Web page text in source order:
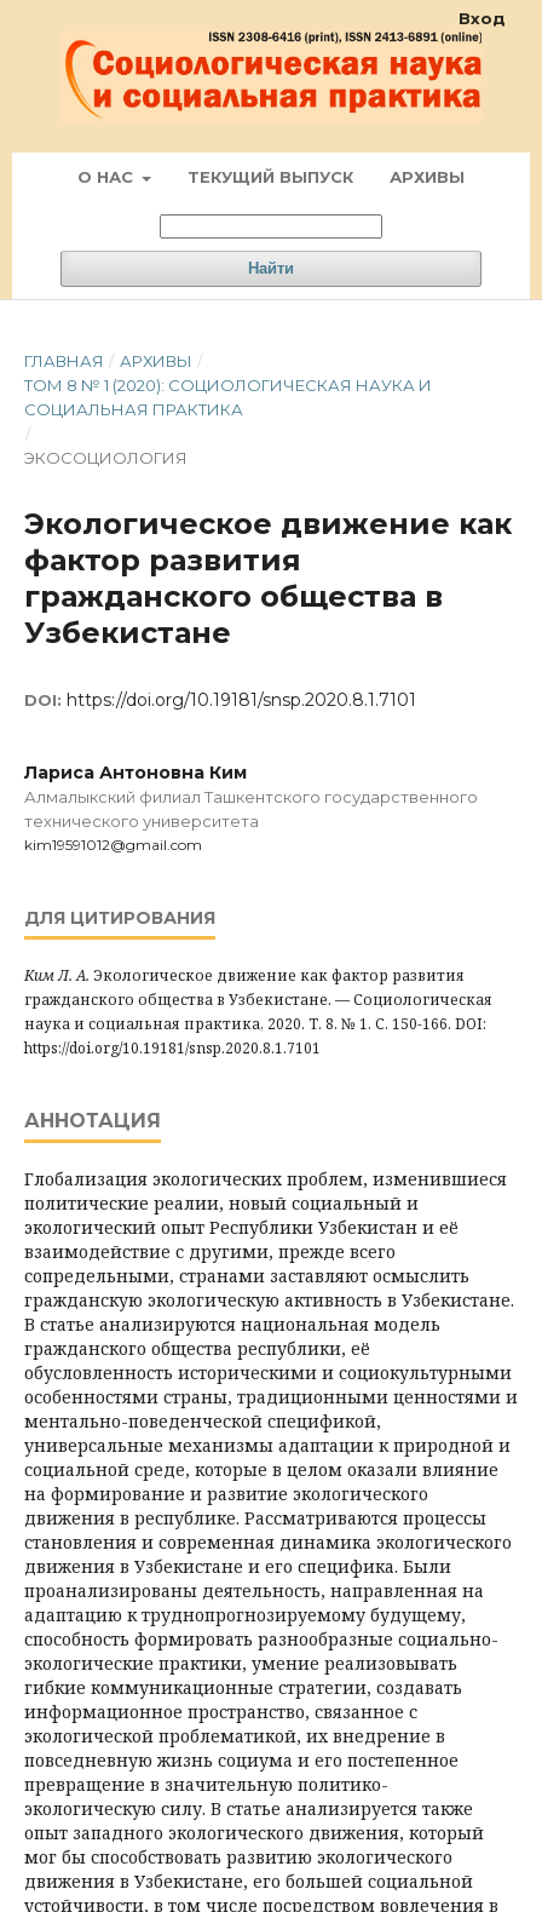
О НАС ТЕКУЩИЙ ВЫПУСК АРХИВЫ
Найти
Вход
ГЛАВНАЯ / АРХИВЫ /
ТОМ 8 № 1 (2020): СОЦИОЛОГИЧЕСКАЯ НАУКА И
СОЦИАЛЬНАЯ ПРАКТИКА
/
ЭКОСОЦИОЛОГИЯ
Экологическое движение как
фактор развития
гражданского общества в
Узбекистане
DOI: https://doi.org/10.19181/snsp.2020.8.1.7101
Лариса Антоновна Ким
Алмалыкский филиал Ташкентского государственного
технического университета
kim19591012@gmail.com
ДЛЯ ЦИТИРОВАНИЯ
Ким Л. А. Экологическое движение как фактор развития
гражданского общества в Узбекистане. — Социологическая
наука и социальная практика, 2020. Т. 8. № 1. С. 150-166. DOI:
https://doi.org/10.19181/snsp.2020.8.1.7101
АННОТАЦИЯ
Глобализация экологических проблем, изменившиеся
политические реалии, новый социальный и
экологический опыт Республики Узбекистан и её
взаимодействие с другими, прежде всего
сопредельными, странами заставляют осмыслить
гражданскую экологическую активность в Узбекистане.
В статье анализируются национальная модель
гражданского общества республики, её
обусловленность историческими и социокультурными
особенностями страны, традиционными ценностями и
ментально-поведенческой спецификой,
универсальные механизмы адаптации к природной и
социальной среде, которые в целом оказали влияние
на формирование и развитие экологического
движения в республике. Рассматриваются процессы
становления и современная динамика экологического
движения в Узбекистане и его специфика. Были
проанализированы деятельность, направленная на
адаптацию к труднопрогнозируемому будущему,
способность формировать разнообразные социально-
экологические практики, умение реализовывать
гибкие коммуникационные стратегии, создавать
информационное пространство, связанное с
экологической проблематикой, их внедрение в
повседневную жизнь социума и его постепенное
превращение в значительную политико-
экологическую силу. В статье анализируется также
опыт западного экологического движения, который
мог бы способствовать развитию экологического
движения в Узбекистане, его большей социальной
устойчивости, в том числе посредством вовлечения в